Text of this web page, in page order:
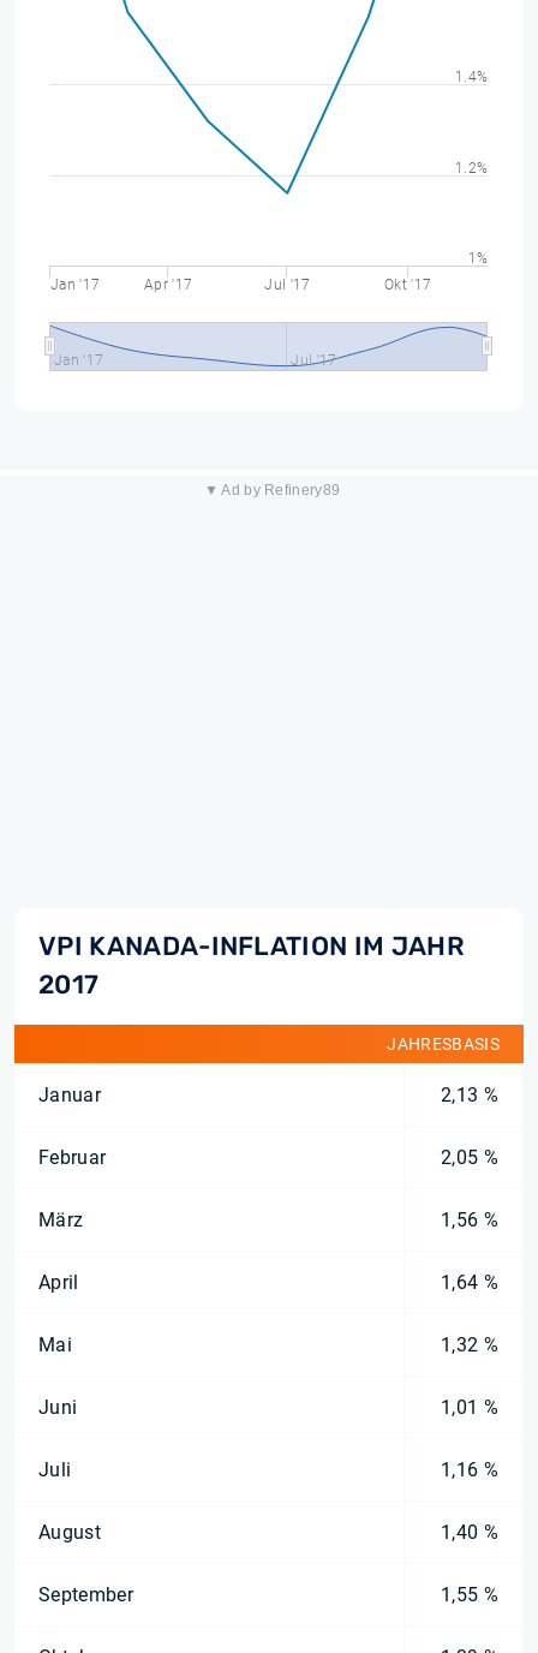
Jan '17 Apr '17 Jul '17 Okt '17
Jan '17 Jul '17
1%
1.2%
1.4%
▼ Ad by Refinery89
VPI KANADA-INFLATION IM JAHR
2017
JAHRESBASIS
Januar 2,13 %
Februar 2,05 %
März 1,56 %
April 1,64 %
Mai 1,32 %
Juni 1,01 %
Juli 1,16 %
August 1,40 %
September 1,55 %